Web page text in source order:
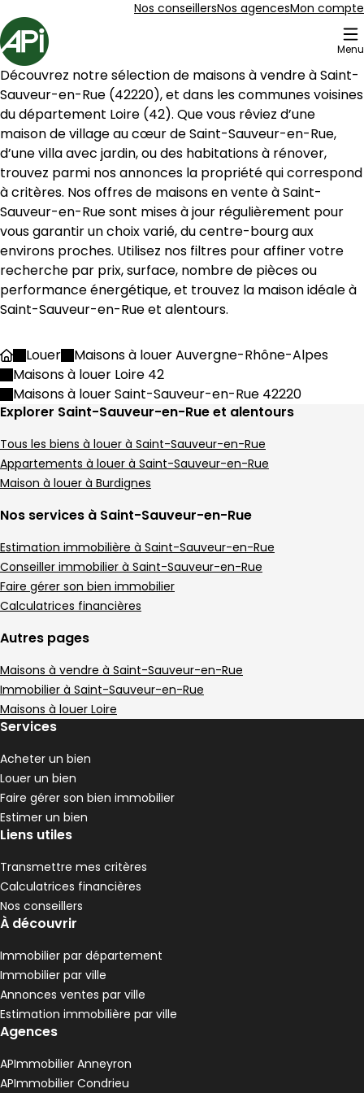
Nos conseillersNos agencesMon compte
Accueil
Menu
1 Maison à louer Saint-Sauveur-en-Rue (42220)
108 m² 5 pièces Bourg-Argental
Aller à l'image1
Aller à l'image2
Aller à l'image3
Aller à l'image4
Aller à l'image5
Bourg-Argental - 42220
Maison • 5 pièces • 108 m²
DPE :
E 4 chambres
,
Terrain 5 m²
Découvrez notre sélection de maisons à vendre à Saint-
Sauveur-en-Rue (42220), et dans les communes voisines
du département Loire (42). Que vous rêviez d’une
maison de village au cœur de Saint-Sauveur-en-Rue,
d’une villa avec jardin, ou des habitations à rénover,
trouvez parmi nos annonces la propriété qui correspond
à critères. Nos offres de maisons en vente à Saint-
Sauveur-en-Rue sont mises à jour régulièrement pour
vous garantir un choix varié, du centre-bourg aux
environs proches. Utilisez nos filtres pour affiner votre
recherche par prix, surface, nombre de pièces ou
Saint-Sauveur-en-Rue et alentours.
AccueilLouer
Maisons à louer Auvergne-Rhône-Alpes
Maisons à louer Loire 42
Maisons à louer Saint-Sauveur-en-Rue 42220
Explorer Saint-Sauveur-en-Rue et alentours
Tous les biens à louer à Saint-Sauveur-en-Rue
Appartements à louer à Saint-Sauveur-en-Rue
Maison à louer à Burdignes
Nos services à Saint-Sauveur-en-Rue
Estimation immobilière à Saint-Sauveur-en-Rue
Conseiller immobilier à Saint-Sauveur-en-Rue
Faire gérer son bien immobilier
Calculatrices financières
Autres pages
Maisons à vendre à Saint-Sauveur-en-Rue
Immobilier à Saint-Sauveur-en-Rue
Maisons à louer Loire
Services
Acheter un bien
Louer un bien
Faire gérer son bien immobilier
Estimer un bien
Liens utiles
Transmettre mes critères
Calculatrices financières
Nos conseillers
À découvrir
Immobilier par département
Immobilier par ville
Annonces ventes par ville
Estimation immobilière par ville
Agences
APImmobilier Anneyron
APImmobilier Condrieu